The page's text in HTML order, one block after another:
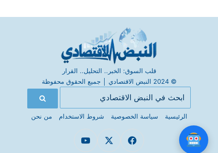
قلب السوق: الخبر.. التحليل.. القرار
© 2024 النبض الاقتصادي
جميع الحقوق محفوظة
الرئيسية سياسة الخصوصية شروط الاستخدام من نحن